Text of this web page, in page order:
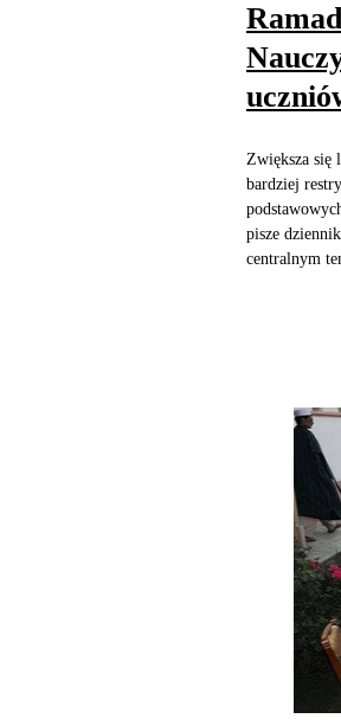
Zwiększa się
bardziej
pisze
centralnym